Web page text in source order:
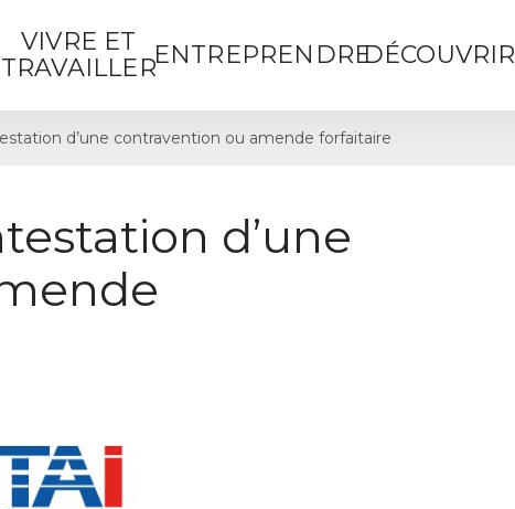
VIVRE ET
TRAVAILLERENTREPRENDREDÉCOUVRIR
d’une contravention ou amende forfaitaire
d’une